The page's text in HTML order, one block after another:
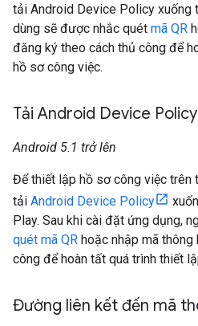
tải Android Device Policy xuống
dùng sẽ được nhắc quét mã QR
đăng ký theo cách thủ công để
hồ sơ công việc.
Tải Android Device
Android 5.1 trở lên
Để thiết lập hồ sơ công việc trên
tải Android Device Policy
Play. Sau khi cài đặt ứng dụng,
quét mã QR hoặc nhập mã
công để hoàn tất quá trình thiết
Đường liên kết đến mã